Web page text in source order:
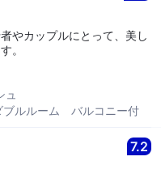
やカップルにとって、美し
。
ュ
ルルーム バルコニー付
7.2